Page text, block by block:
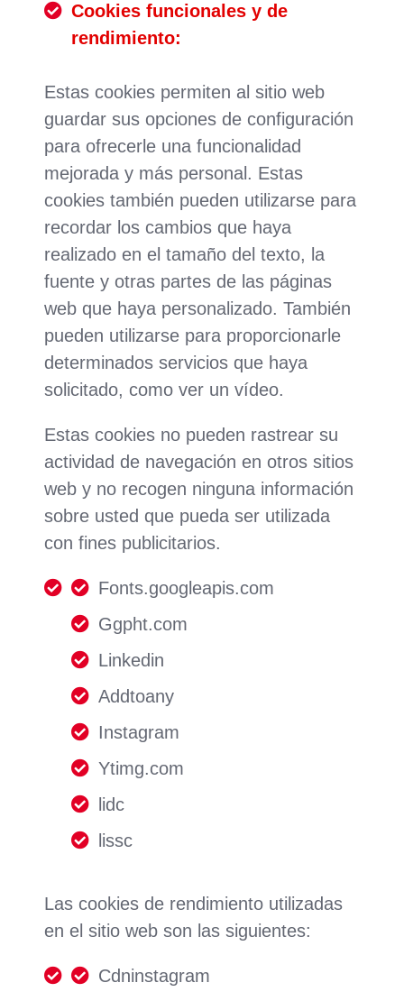
Cookies funcionales y de
rendimiento:
Estas cookies permiten al sitio web
guardar sus opciones de configuración
para ofrecerle una funcionalidad
mejorada y más personal. Estas
cookies también pueden utilizarse para
recordar los cambios que haya
realizado en el tamaño del texto, la
fuente y otras partes de las páginas
web que haya personalizado. También
pueden utilizarse para proporcionarle
determinados servicios que haya
solicitado, como ver un vídeo.
Estas cookies no pueden rastrear su
actividad de navegación en otros sitios
web y no recogen ninguna información
sobre usted que pueda ser utilizada
con fines publicitarios.
Fonts.googleapis.com
Ggpht.com
Linkedin
Addtoany
Instagram
Ytimg.com
lidc
lissc
Las cookies de rendimiento utilizadas
en el sitio web son las siguientes:
Cdninstagram